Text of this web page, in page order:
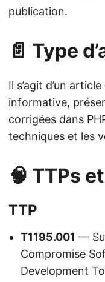
publication.
📄 Type
Il s’agit d’un
informative,
corrigées dans
techniques et les
🧠 TTPs
TTP
T1195.001 —
Compromise
Development